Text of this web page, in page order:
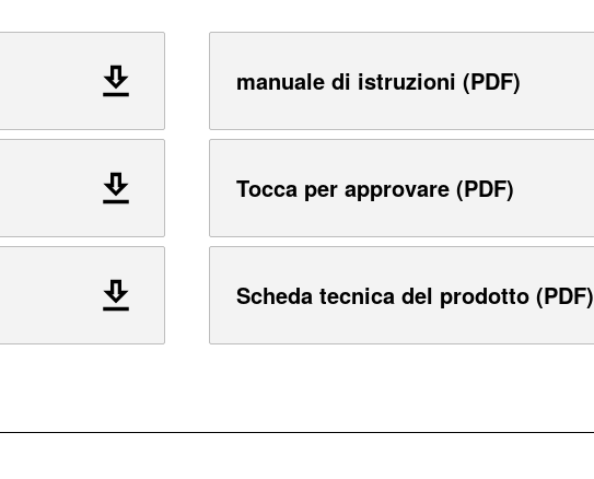
manuale di istruzioni (PDF)
Tocca per approvare (PDF)
Scheda tecnica del prodotto (PDF)